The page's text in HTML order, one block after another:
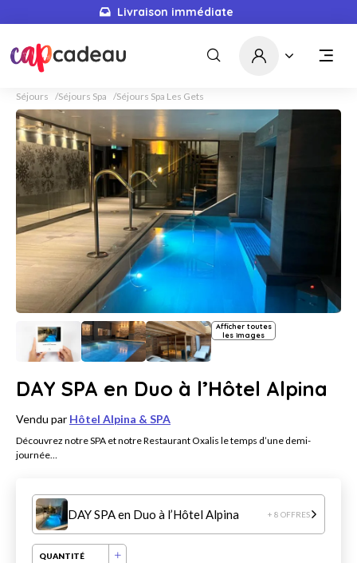
Livraison immédiate
Séjours Séjours Spa Séjours Spa Les Gets
Afficher toutes
les images
DAY SPA en Duo à l’Hôtel Alpina
Vendu par Hôtel Alpina & SPA
Découvrez notre SPA et notre Restaurant Oxalis le temps d’une demi-
journée…
DAY SPA en Duo à l’Hôtel Alpina + 8 OFFRES
QUANTITÉ